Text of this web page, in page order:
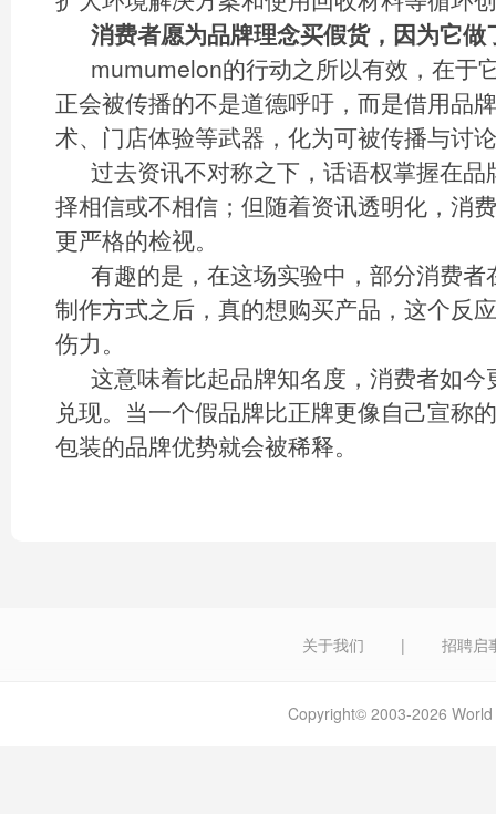
消费者愿为品牌理念买假货，因为它
mumumelon的行动之所以有效，在于
正会被传播的不是道德呼吁，而是借用品
术、门店体验等武器，化为可被传播与讨
过去资讯不对称之下，话语权掌握在
择相信或不相信；但随着资讯透明化，消
更严格的检视。
有趣的是，在这场实验中，部分消费
制作方式之后，真的想购买产品，这个反
伤力。
这意味着比起品牌知名度，消费者如
兑现。当一个假品牌比正牌更像自己宣称
包装的品牌优势就会被稀释。
关于我们 | 招聘启
Copyright© 2003-2026